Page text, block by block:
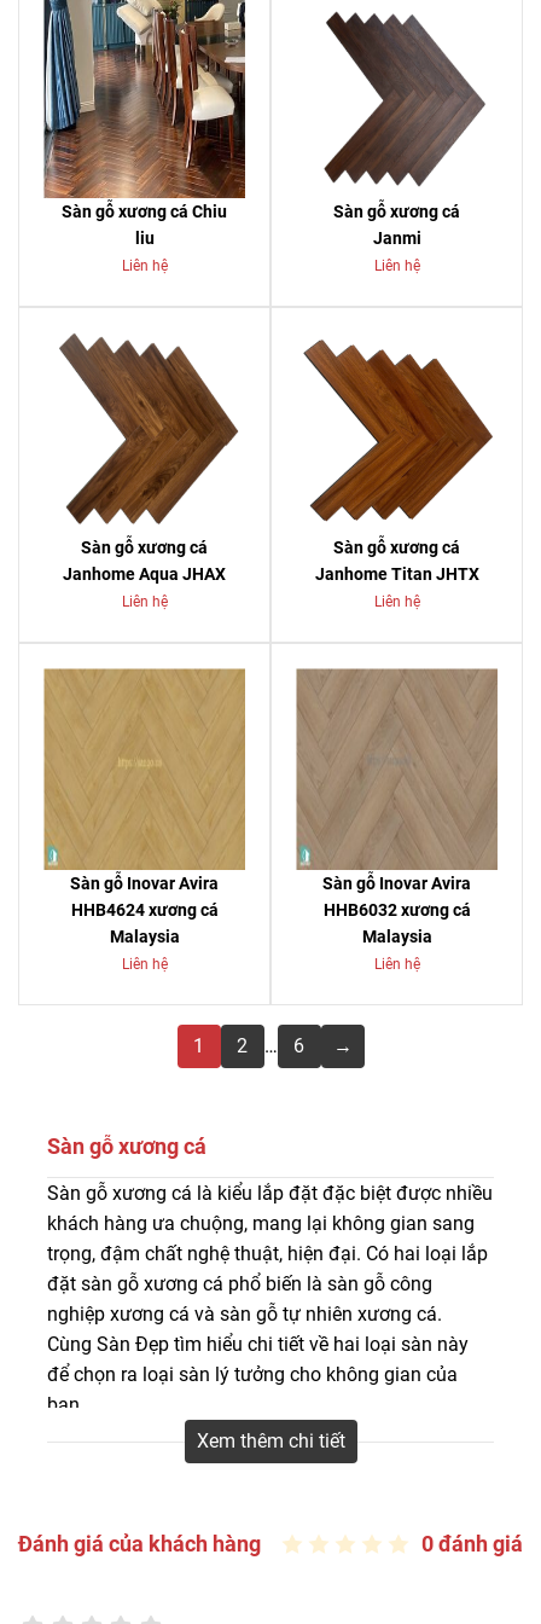
Sàn gỗ xương cá Chiu
liu
Liên hệ
Sàn gỗ xương cá
Janmi
Liên hệ
Sàn gỗ xương cá
Janhome Aqua JHAX
Liên hệ
Sàn gỗ xương cá
Janhome Titan JHTX
Liên hệ
Sàn gỗ Inovar Avira
HHB4624 xương cá
Malaysia
Liên hệ
Sàn gỗ Inovar Avira
HHB6032 xương cá
Malaysia
Liên hệ
1 2 … 6 →
Sàn gỗ xương cá
Lắp đặt sàn gỗ xương cá là kiểu lót sàn cổ điển đang
ngày càng được ưa chuộng mang đến không gian nội
thất sang trọng, nổi bật hơn so với các cách lắp đặt khác
Sàn gỗ xương cá là kiểu lắp đặt đặc biệt được nhiều
khách hàng ưa chuộng, mang lại không gian sang
trọng, đậm chất nghệ thuật, hiện đại. Có hai loại lắp
đặt sàn gỗ xương cá phổ biến là sàn gỗ công
nghiệp xương cá và sàn gỗ tự nhiên xương cá.
Cùng Sàn Đẹp tìm hiểu chi tiết về hai loại sàn này
để chọn ra loại sàn lý tưởng cho không gian của
bạn.
Xem thêm chi tiết
Đánh giá của khách hàng 0 đánh giá